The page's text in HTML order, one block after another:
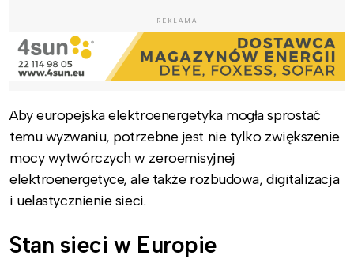
REKLAMA
Aby europejska elektroenergetyka mogła sprostać
temu wyzwaniu, potrzebne jest nie tylko zwiększenie
mocy wytwórczych w zeroemisyjnej
elektroenergetyce, ale także rozbudowa, digitalizacja
i uelastycznienie sieci.
Stan sieci w Europie